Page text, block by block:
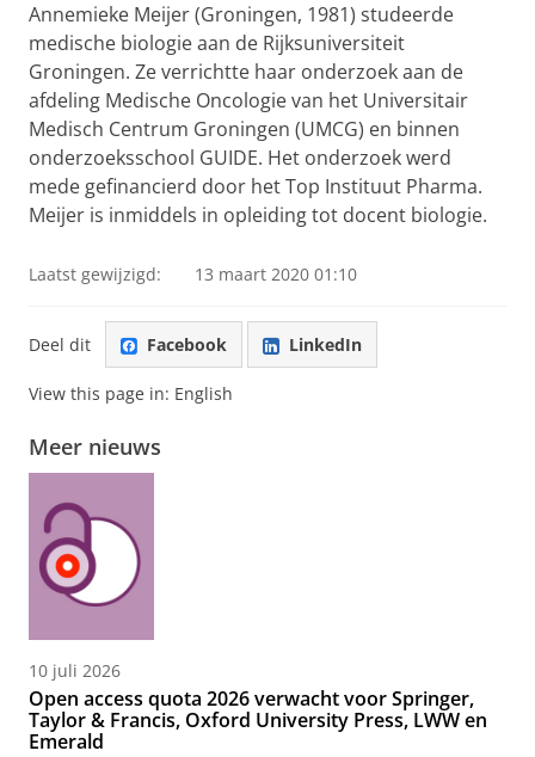
Annemieke Meijer (Groningen, 1981) studeerde
medische biologie aan de Rijksuniversiteit
Groningen. Ze verrichtte haar onderzoek aan de
afdeling Medische Oncologie van het Universitair
Medisch Centrum Groningen (UMCG) en binnen
onderzoeksschool GUIDE. Het onderzoek werd
mede gefinancierd door het Top Instituut Pharma.
Meijer is inmiddels in opleiding tot docent biologie.
Laatst gewijzigd: 13 maart 2020 01:10
Deel dit Facebook LinkedIn
View this page in: English
Meer nieuws
10 juli 2026
Open access quota 2026 verwacht voor Springer,
Taylor & Francis, Oxford University Press, LWW en
Emerald